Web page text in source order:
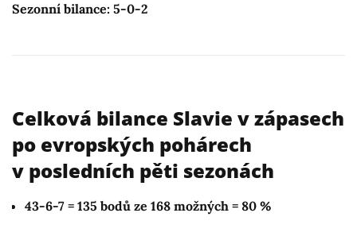
Sezonní bilance: 5-0-2
Celková bilance Slavie v zápasech
po evropských pohárech
v posledních pěti sezonách
43-6-7 = 135 bodů ze 168 možných = 80 %